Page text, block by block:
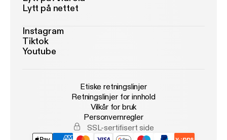
Lytt på nettet
Instagram
Tiktok
Youtube
Etiske retningslinjer
Retningslinjer for innhold
Vilkår for bruk
Personvernregler
SSL-sertifisert side